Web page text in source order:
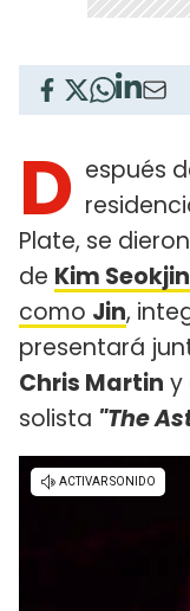
D espués
Plate, se
de Kim Seokjin
como Jin,
presentará
Chris Martin y
solista "The